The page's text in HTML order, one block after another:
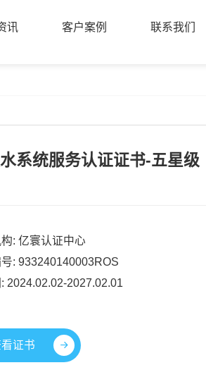
讯 客户案例 联系我们
系统服务认证证书-五星级
: 亿寰认证中心
: 933240140003ROS
2024.02.02-2027.02.01
证书